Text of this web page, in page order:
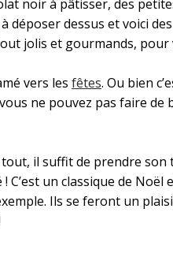
noir à pâtisser, des
déposer dessus et voici
jolis et gourmands,
vers les fêtes. Ou bien
ne pouvez pas faire de
tout, il suffit de prendre
C’est un classique de
Ils se feront un